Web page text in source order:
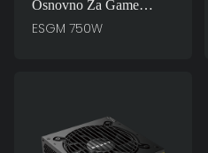
Osnovno Za Game
Master ESGM 750W PC
ESGM 750W